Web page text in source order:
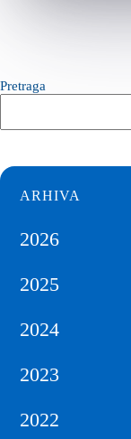
Pretraga
ARHIVA
2026
2025
2024
2023
2022